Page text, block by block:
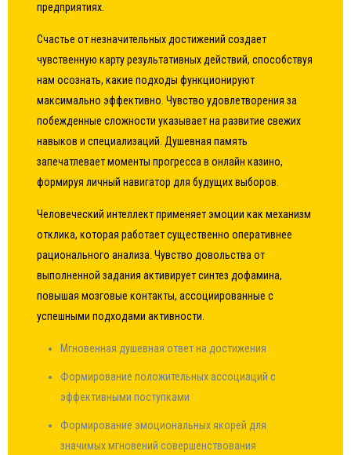
предприятиях.
Счастье от незначительных достижений создает
чувственную карту результативных действий, способствуя
нам осознать, какие подходы функционируют
максимально эффективно. Чувство удовлетворения за
побежденные сложности указывает на развитие свежих
навыков и специализаций. Душевная память
запечатлевает моменты прогресса в онлайн казино,
формируя личный навигатор для будущих выборов.
Человеческий интеллект применяет эмоции как механизм
отклика, которая работает существенно оперативнее
рационального анализа. Чувство довольства от
выполненной задания активирует синтез дофамина,
повышая мозговые контакты, ассоциированные с
успешными подходами активности.
Мгновенная душевная ответ на достижения
Формирование положительных ассоциаций с
эффективными поступками
Формирование эмоциональных якорей для
значимых мгновений совершенствования